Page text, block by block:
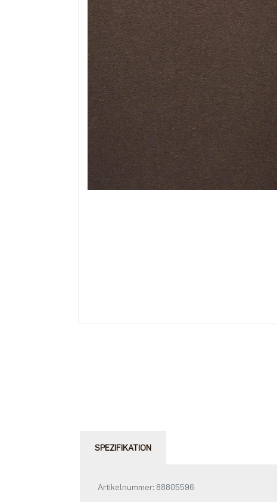
SPEZIFIKATION
Artikelnummer: 88805596